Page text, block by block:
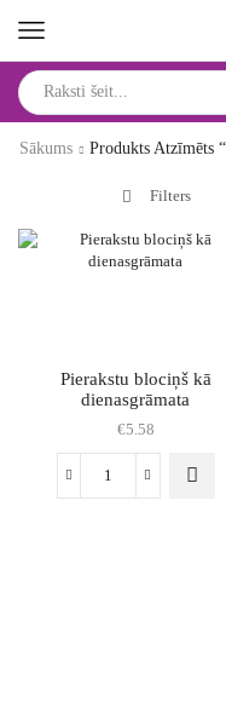
Sākums
Produkts Atzīmēts
Filters
Pierakstu blociņš kā
dienasgrāmata
€5.58
Pierakstu